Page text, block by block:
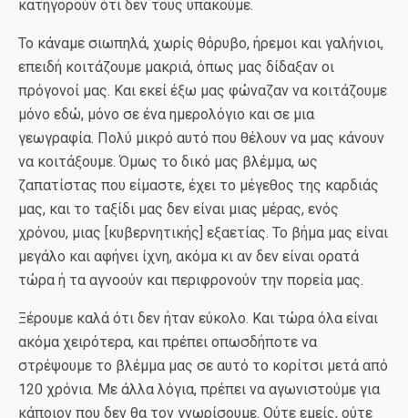
κατηγορούν ότι δεν τους υπακούμε.
Το κάναμε σιωπηλά, χωρίς θόρυβο, ήρεμοι και γαλήνιοι,
επειδή κοιτάζουμε μακριά, όπως μας δίδαξαν οι
πρόγονοί μας. Και εκεί έξω μας φώναζαν να κοιτάζουμε
μόνο εδώ, μόνο σε ένα ημερολόγιο και σε μια
γεωγραφία. Πολύ μικρό αυτό που θέλουν να μας κάνουν
να κοιτάξουμε. Όμως το δικό μας βλέμμα, ως
ζαπατίστας που είμαστε, έχει το μέγεθος της καρδιάς
μας, και το ταξίδι μας δεν είναι μιας μέρας, ενός
χρόνου, μιας [κυβερνητικής] εξαετίας. Το βήμα μας είναι
μεγάλο και αφήνει ίχνη, ακόμα κι αν δεν είναι ορατά
τώρα ή τα αγνοούν και περιφρονούν την πορεία μας.
Ξέρουμε καλά ότι δεν ήταν εύκολο. Και τώρα όλα είναι
ακόμα χειρότερα, και πρέπει οπωσδήποτε να
στρέψουμε το βλέμμα μας σε αυτό το κορίτσι μετά από
120 χρόνια. Με άλλα λόγια, πρέπει να αγωνιστούμε για
κάποιον που δεν θα τον γνωρίσουμε. Ούτε εμείς, ούτε